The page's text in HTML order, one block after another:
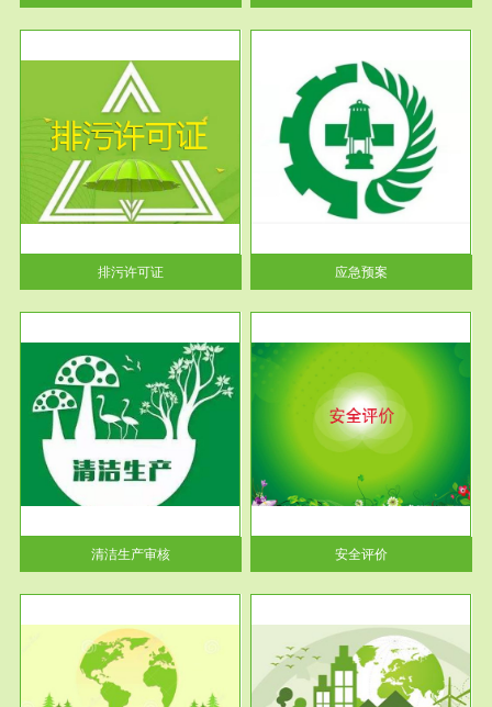
排污许可证
服务范围
应急预案
根据《中华人民共和国环境保护
法》第十九条 企业事业单位应
当按照...
应急预案
清洁生产审核
服务范围
安全评价
安全评价安全评价目的是查找、
分析和预测工程、系统、生产经
营活...
安全评价
服务范围